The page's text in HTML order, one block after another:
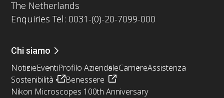
The Netherlands
Enquiries Tel: 0031-(0)-20-7099-000
Chi siamo
NotizieEventiProfilo AziendaleCarriereAssistenza
Sostenibilità
Benessere
Nikon Microscopes 100th Anniversary